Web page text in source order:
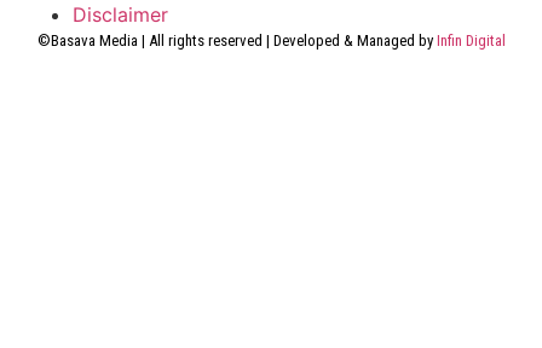
Disclaimer
©Basava Media | All rights reserved | Developed & Managed by Infin Digital